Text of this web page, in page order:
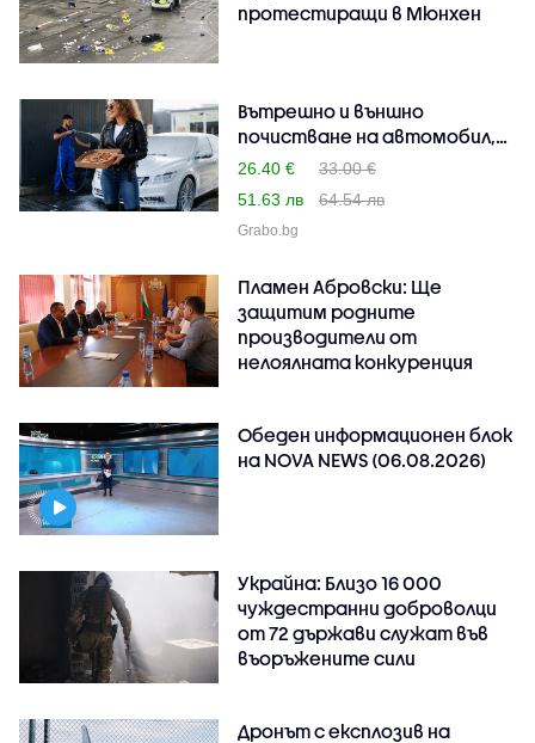
протестиращи в Мюнхен
Вътрешно и външно
почистване на автомобил,
п..
26.40 €
33.00 €
51.63 лв
64.54 лв
Grabo.bg
Пламен Абровски: Ще
защитим родните
производители от
нелоялната конкуренция
Обеден информационен блок
на NOVA NEWS (06.08.2026)
Украйна: Близо 16 000
чуждестранни доброволци
от 72 държави служат във
въоръжените сили
Дронът с експлозив на